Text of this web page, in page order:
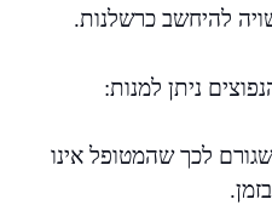
להיחשב כרשלנות.
ניתן למנות:
לכך שהמטופל אינו